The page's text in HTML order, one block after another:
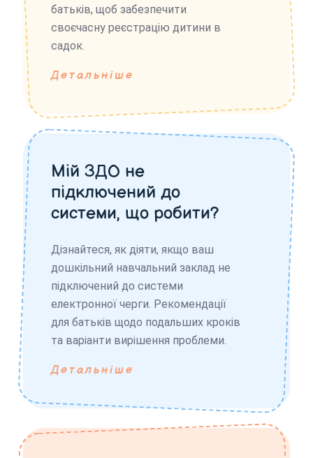
батьків, щоб забезпечити
своєчасну реєстрацію дитини в
садок.
Детальніше
Мій ЗДО не
підключений до
системи, що робити?
Дізнайтеся, як діяти, якщо ваш
дошкільний навчальний заклад не
підключений до системи
електронної черги. Рекомендації
для батьків щодо подальших кроків
та варіанти вирішення проблеми.
Детальніше